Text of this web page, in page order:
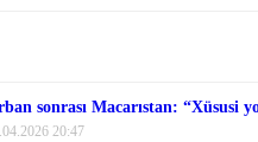
sonrası Macarıstan: “Xüsusi
20:47